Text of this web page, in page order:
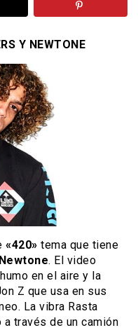
Y NEWTONE
«420» tema que tiene
. El video
en el aire y la
Z que usa en sus
La vibra Rasta
través de un camión